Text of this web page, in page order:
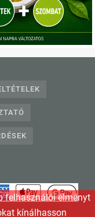
felhasználói élményt
kínálhasson